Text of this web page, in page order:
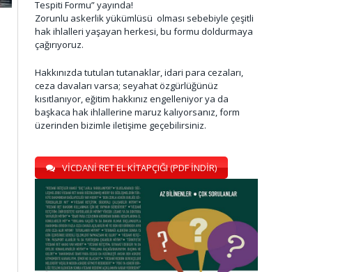
Tespiti Formu” yayında!
Zorunlu askerlik yükümlüsü olması sebebiyle çeşitli
hak ihlalleri yaşayan herkesi, bu formu doldurmaya
çağırıyoruz.
Hakkınızda tutulan tutanaklar, idari para cezaları,
ceza davaları varsa; seyahat özgürlüğünüz
kısıtlanıyor, eğitim hakkınız engelleniyor ya da
başkaca hak ihlallerine maruz kalıyorsanız, form
üzerinden bizimle iletişime geçebilirsiniz.
VİCDANİ RET EL KİTAPÇIĞI (PDF İNDİR)